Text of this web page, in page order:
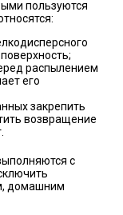
пользуются
распылением
его
закрепить
возвращение
с
домашним